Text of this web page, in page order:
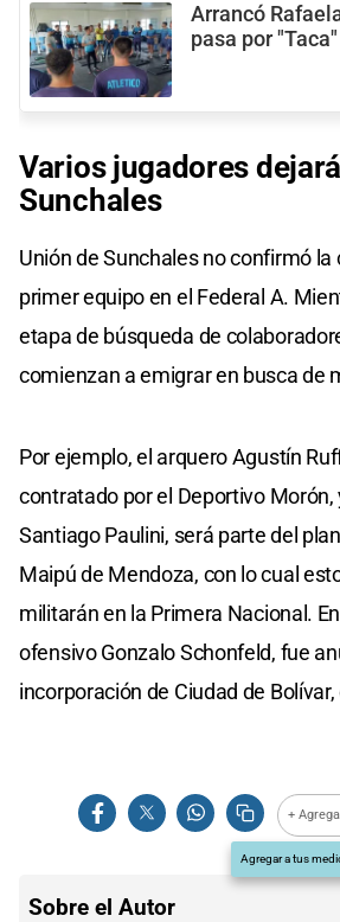
Arrancó
pasa por
Varios jugadores
Sunchales
Unión de Sunchales no confirmó la
primer equipo en el Federal A.
etapa de búsqueda de
comienzan a emigrar en busca de
Por ejemplo, el arquero Agustín
contratado por el Deportivo Morón,
Santiago Paulini, será parte del
Maipú de Mendoza, con lo cual
militarán en la Primera Nacional.
ofensivo Gonzalo Schonfeld, fue
incorporación de Ciudad de
+
Agregar a tus
Sobre el Autor